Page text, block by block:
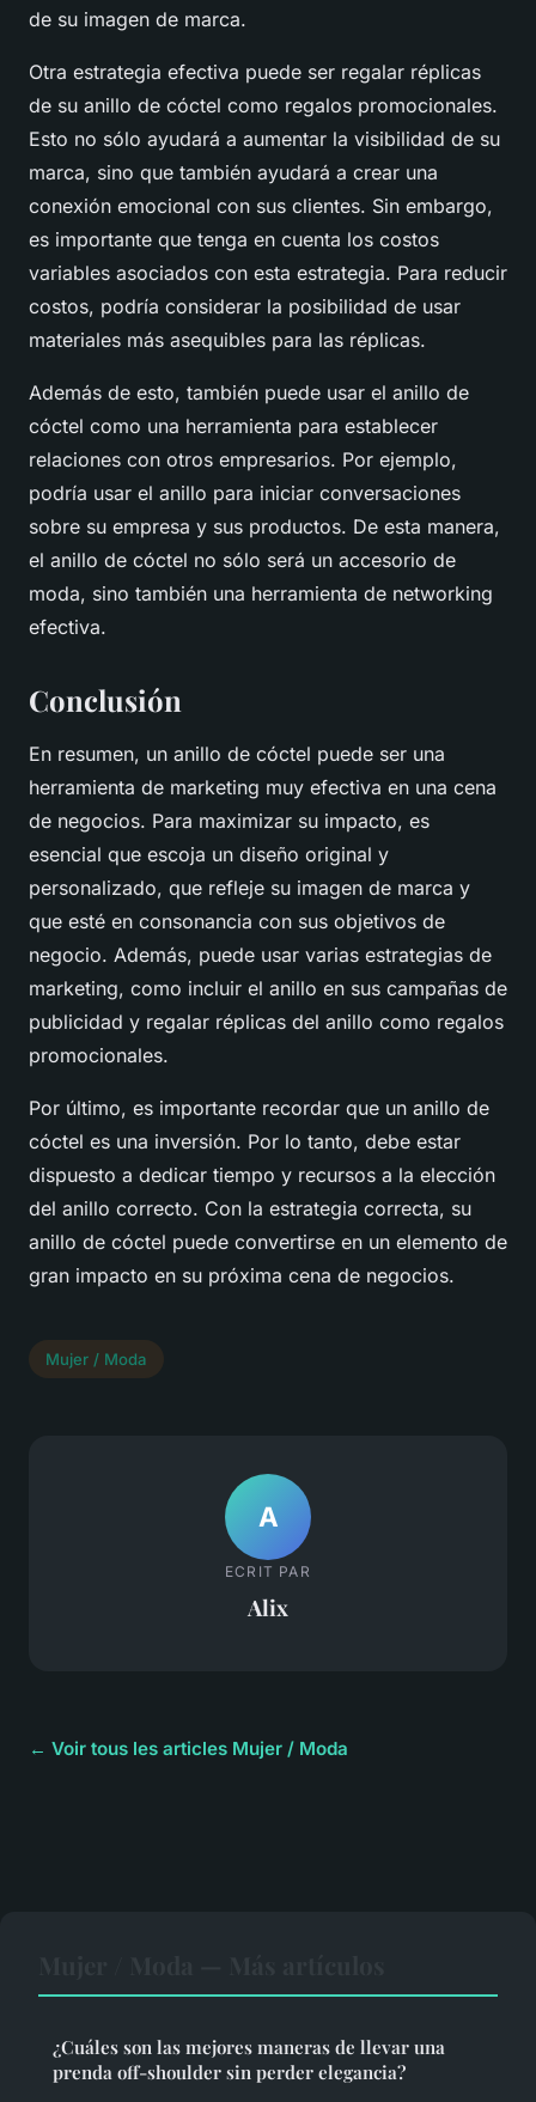
de su imagen de marca.
Otra estrategia efectiva puede ser regalar réplicas
de su anillo de cóctel como regalos promocionales.
Esto no sólo ayudará a aumentar la visibilidad de su
marca, sino que también ayudará a crear una
conexión emocional con sus clientes. Sin embargo,
es importante que tenga en cuenta los costos
variables asociados con esta estrategia. Para reducir
costos, podría considerar la posibilidad de usar
materiales más asequibles para las réplicas.
Además de esto, también puede usar el anillo de
cóctel como una herramienta para establecer
relaciones con otros empresarios. Por ejemplo,
podría usar el anillo para iniciar conversaciones
sobre su empresa y sus productos. De esta manera,
el anillo de cóctel no sólo será un accesorio de
moda, sino también una herramienta de networking
efectiva.
Conclusión
En resumen, un anillo de cóctel puede ser una
herramienta de marketing muy efectiva en una cena
de negocios. Para maximizar su impacto, es
esencial que escoja un diseño original y
personalizado, que refleje su imagen de marca y
que esté en consonancia con sus objetivos de
negocio. Además, puede usar varias estrategias de
marketing, como incluir el anillo en sus campañas de
publicidad y regalar réplicas del anillo como regalos
promocionales.
Por último, es importante recordar que un anillo de
cóctel es una inversión. Por lo tanto, debe estar
dispuesto a dedicar tiempo y recursos a la elección
del anillo correcto. Con la estrategia correcta, su
anillo de cóctel puede convertirse en un elemento de
gran impacto en su próxima cena de negocios.
Mujer / Moda
A
ECRIT PAR
Alix
← Voir tous les articles Mujer / Moda
¿Cuáles son las mejores maneras de llevar una
prenda off-shoulder sin perder elegancia?